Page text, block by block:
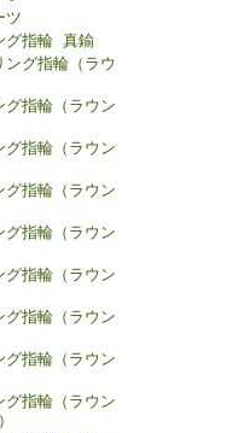
ツ
グ指輪 真鍮
ング指輪（ラウ
グ指輪（ラウン
グ指輪（ラウン
グ指輪（ラウン
グ指輪（ラウン
グ指輪（ラウン
グ指輪（ラウン
グ指輪（ラウン
グ指輪（ラウン